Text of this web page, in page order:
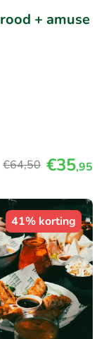
+ amuse
€64,50 €35,95
41% korting